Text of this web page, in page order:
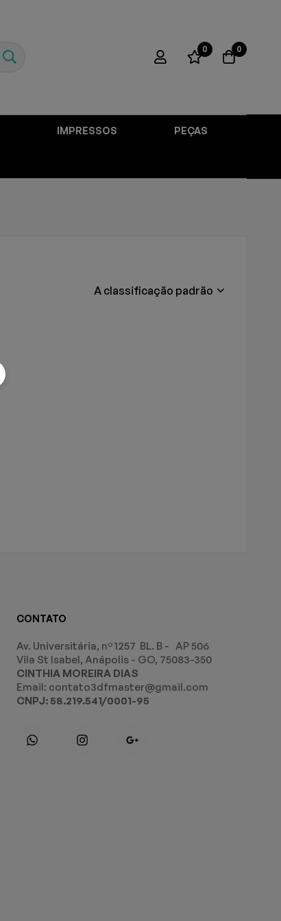
0 0
IMPRESSOS PEÇAS
A classificação padrão
CONTATO
Av. Universitária, nº 1257 BL. B - AP 506
Vila St Isabel, Anápolis - GO, 75083-350
CINTHIA MOREIRA DIAS
Email: contato3dfmaster@gmail.com
CNPJ: 58.219.541/0001-95